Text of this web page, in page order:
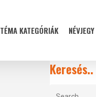
TÉMA KATEGÓRIÁK NÉVJEGY
Keresés..